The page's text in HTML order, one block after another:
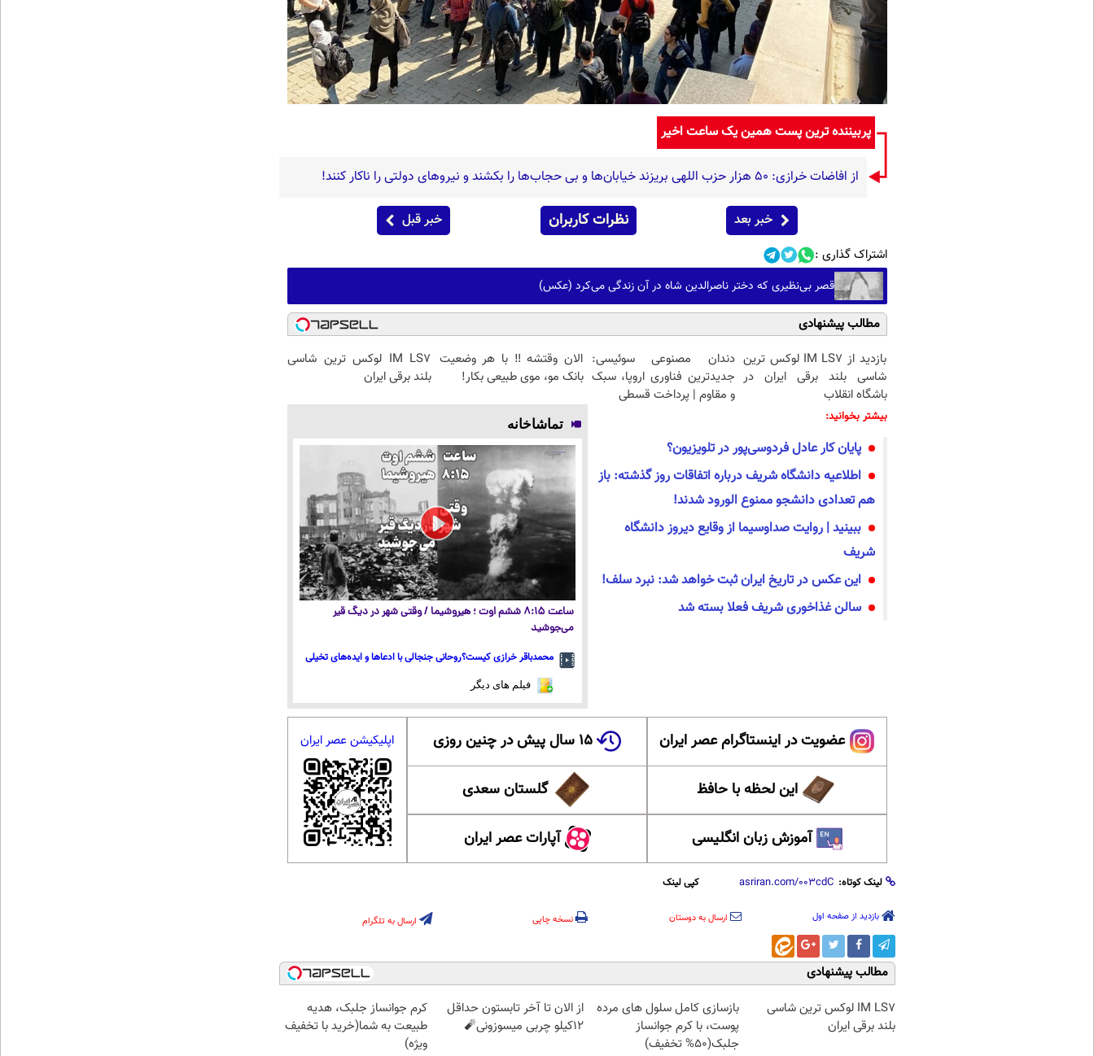
پربیننده ترین پست همین یک ساعت اخیر
از افاضات خرازی: ۵۰ هزار حزب اللهی بریزند خیابان‌ها و بی حجاب‌ها را بکشند و نیرو‌های دولتی را ناکار کنند!
خبر بعد نظرات کاربران خبر قبل
اشتراک گذاری :
قصر بی‌نظیری که دختر ناصرالدین شاه در آن زندگی می‌کرد (عکس)
مطالب پیشنهادی
بازدید از IM LS7 لوکس ترین
شاسی بلند برقی ایران در
باشگاه انقلاب
دندان مصنوعی سوئیسی:
جدیدترین فناوری اروپا، سبک
و مقاوم | پرداخت قسطی
الان وقتشه‼️ با هر وضعیت
بانک مو، موی طبیعی بکار!
IM LS7 لوکس ترین شاسی
بلند برقی ایران
بیشتر بخوانید:
پایان کار عادل فردوسی‌پور در تلویزیون؟
اطلاعیه دانشگاه شریف درباره اتفاقات روز گذشته: باز
هم تعدادی دانشجو ممنوع الورود شدند!
ببینید | روایت صداوسیما از وقایع دیروز دانشگاه
شریف
این عکس در تاریخ ایران ثبت خواهد شد: نبرد سلف!
سالن غذاخوری شریف فعلا بسته شد
تماشاخانه
ساعت ۸:۱۵ ششم اوت ؛ هیروشیما / وقتی شهر در دیگ قیر
می‌جوشید
محمدباقر خرازی کیست؟روحانی جنجالی با ادعاها و ایده‌های تخیلی
فیلم های دیگر
عضویت در اینستاگرام عصر ایران ۱۵ سال پیش در چنین روزی
این لحظه با حافظ گلستان سعدی
آموزش زبان انگلیسی آپارات عصر ایران
اپلیکیشن عصر ایران
لینک کوتاه: کپی لینک
بازدید از صفحه اول ارسال به دوستان نسخه چاپی ارسال به تلگرام
مطالب پیشنهادی
IM LS7 لوکس ترین شاسی
بلند برقی ایران
بازسازی کامل سلول های مرده
پوست، با کرم جوانساز
جلبک(50% تخفیف)
از الان تا آخر تابستون حداقل
12کیلو چربی میسوزونی🧨
کرم جوانساز جلبک، هدیه
طبیعت به شما(خرید با تخفیف
ویژه)